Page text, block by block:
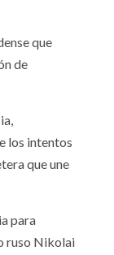
que
de
los intentos
que une
para
ruso Nikolai